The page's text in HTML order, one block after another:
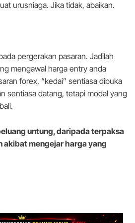
urusniaga. Jika tidak, abaikan.
pergerakan pasaran. Jadilah
mengawal harga entry anda
forex, “kedai” sentiasa dibuka
sentiasa datang, tetapi modal yang
untung, daripada terpaksa
akibat mengejar harga yang